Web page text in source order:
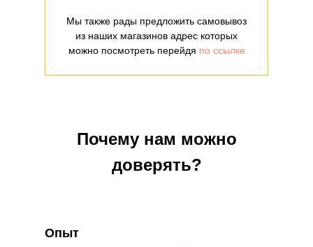
Мы также рады предложить самовывоз
из наших магазинов адрес которых
можно посмотреть перейдя по ссылке
Почему нам можно
доверять?
Опыт